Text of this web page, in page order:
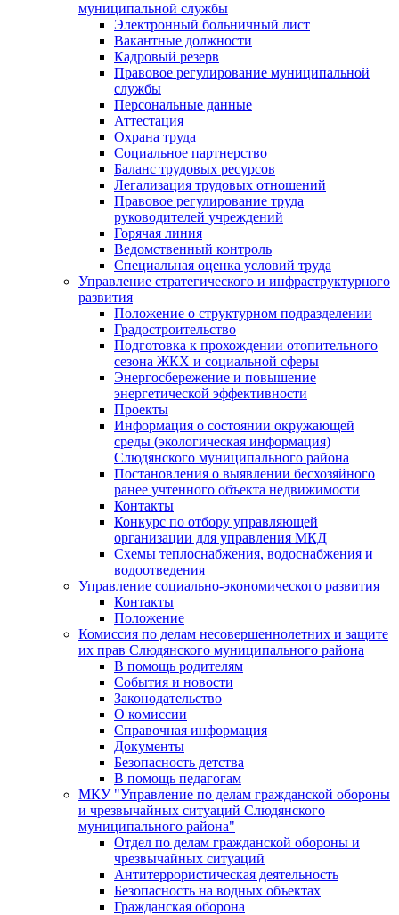
муниципальной службы
Электронный больничный лист
Вакантные должности
Кадровый резерв
Правовое регулирование муниципальной
службы
Персональные данные
Аттестация
Охрана труда
Социальное партнерство
Баланс трудовых ресурсов
Легализация трудовых отношений
Правовое регулирование труда
руководителей учреждений
Горячая линия
Ведомственный контроль
Специальная оценка условий труда
Управление стратегического и инфраструктурного
развития
Положение о структурном подразделении
Градостроительство
Подготовка к прохождении отопительного
сезона ЖКХ и социальной сферы
Энергосбережение и повышение
энергетической эффективности
Проекты
Информация о состоянии окружающей
среды (экологическая информация)
Слюдянского муниципального района
Постановления о выявлении бесхозяйного
ранее учтенного объекта недвижимости
Контакты
Конкурс по отбору управляющей
организации для управления МКД
Схемы теплоснабжения, водоснабжения и
водоотведения
Управление социально-экономического развития
Контакты
Положение
Комиссия по делам несовершеннолетних и защите
их прав Слюдянского муниципального района
В помощь родителям
События и новости
Законодательство
О комиссии
Справочная информация
Документы
Безопасность детства
В помощь педагогам
МКУ "Управление по делам гражданской обороны
и чрезвычайных ситуаций Слюдянского
муниципального района"
Отдел по делам гражданской обороны и
чрезвычайных ситуаций
Антитеррористическая деятельность
Безопасность на водных объектах
Гражданская оборона